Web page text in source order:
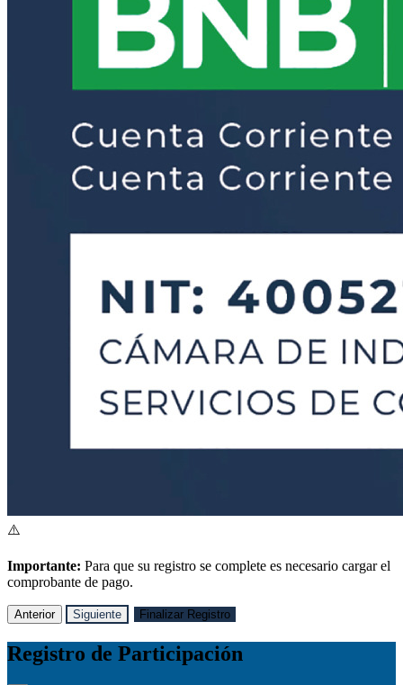
⚠️
Importante: Para que su registro se complete es necesario cargar el
comprobante de pago.
Anterior Siguiente Finalizar Registro
Registro de Participación